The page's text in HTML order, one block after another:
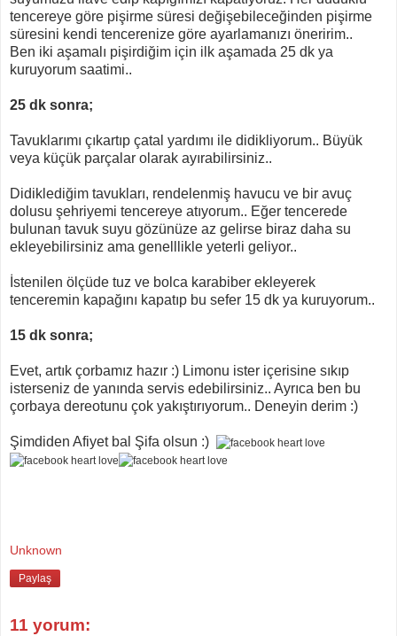
tencereye göre pişirme süresi değişebileceğinden pişirme
süresini kendi tencerenize göre ayarlamanızı öneririm..
Ben iki aşamalı pişirdiğim için ilk aşamada 25 dk ya
kuruyorum saatimi..
25 dk sonra;
Tavuklarımı çıkartıp çatal yardımı ile didikliyorum.. Büyük
veya küçük parçalar olarak ayırabilirsiniz..
Didiklediğim tavukları, rendelenmiş havucu ve bir avuç
dolusu şehriyemi tencereye atıyorum.. Eğer tencerede
bulunan tavuk suyu gözünüze az gelirse biraz daha su
ekleyebilirsiniz ama genelllikle yeterli geliyor..
İstenilen ölçüde tuz ve bolca karabiber ekleyerek
tenceremin kapağını kapatıp bu sefer 15 dk ya kuruyorum..
15 dk sonra;
Evet, artık çorbamız hazır :) Limonu ister içerisine sıkıp
isterseniz de yanında servis edebilirsiniz.. Ayrıca ben bu
çorbaya dereotunu çok yakıştırıyorum.. Deneyin derim :)
Şimdiden Afiyet bal Şifa olsun :)
Unknown
Paylaş
11 yorum: